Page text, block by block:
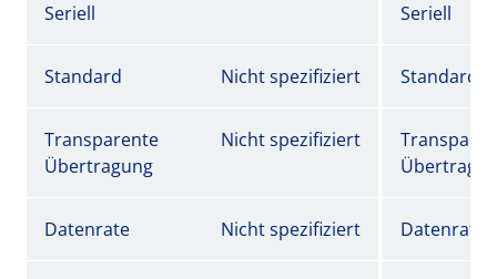
Seriell Seriell
Standard Nicht spezifiziert Standard
Transparente
Übertragung
Nicht spezifiziert
Datenrate Nicht spezifiziert Datenrate